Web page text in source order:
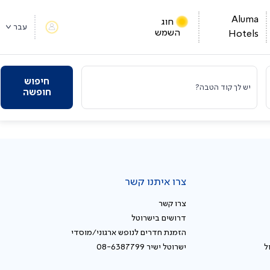
Aluma
Hotels
חוג
השמש
עבר
יש לך קוד הטבה?
חיפוש
חופשה
צרו איתנו קשר
צרו קשר
דרושים בישרוטל
הזמנת חדרים לנופש ארגוני/מוסדי
ישרוטל ישיר 08-6387799